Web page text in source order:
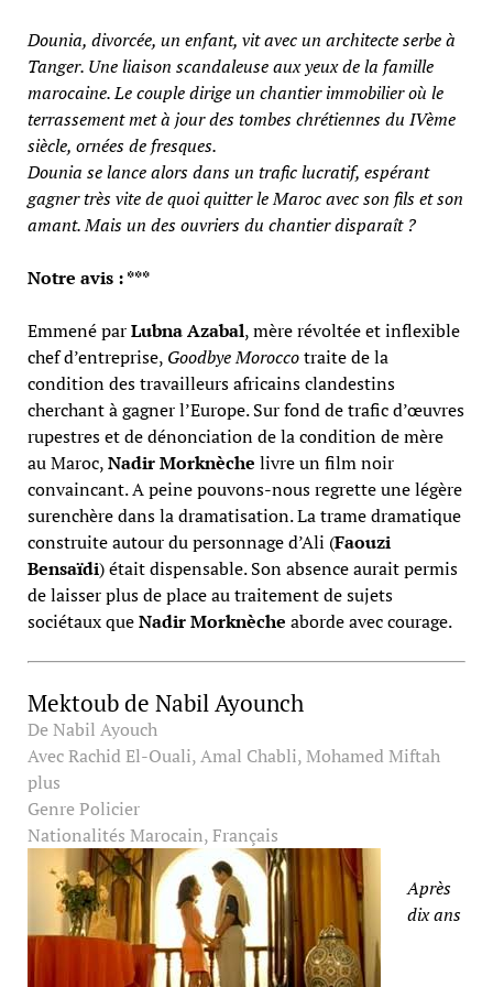
Dounia, divorcée, un enfant, vit avec un architecte serbe à
Tanger. Une liaison scandaleuse aux yeux de la famille
marocaine. Le couple dirige un chantier immobilier où le
terrassement met à jour des tombes chrétiennes du IVème
siècle, ornées de fresques.
Dounia se lance alors dans un trafic lucratif, espérant
gagner très vite de quoi quitter le Maroc avec son fils et son
amant. Mais un des ouvriers du chantier disparaît ?
Notre avis : ***
Emmené parLubna Azabal, mère révoltée et inflexible
chef d’entreprise, Goodbye Moroccotraite de la
condition des travailleurs africains clandestins
cherchant à gagner l’Europe. Sur fond de trafic d’œuvres
rupestres et de dénonciation de la condition de mère
au Maroc,Nadir Morknèche livre un film noir
convaincant. A peine pouvons-nous regrette une légère
surenchère dans la dramatisation. La trame dramatique
construite autour du personnage d’Ali (Faouzi
Bensaïdi) était dispensable. Son absence aurait permis
de laisser plus de place au traitement de sujets
sociétaux queNadir Morknèche aborde avec courage.
Mektoub de Nabil Ayounch
DeNabil Ayouch
AvecRachid El-Ouali, Amal Chabli, Mohamed Miftah
plus
GenrePolicier
Nationalités Marocain, Français
Après
dix ans